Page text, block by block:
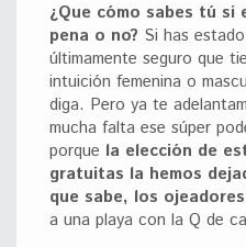
¿Que cómo sabes tú si
pena o no? Si has
últimamente seguro que
intuición femenina o
diga. Pero ya te
mucha falta ese súper
porque la elección de
gratuitas la hemos
que sabe, los
a una playa con la Q de